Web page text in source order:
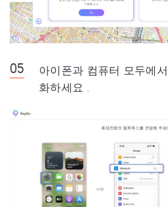
아이폰과 컴퓨터 모두에
화하세요 .